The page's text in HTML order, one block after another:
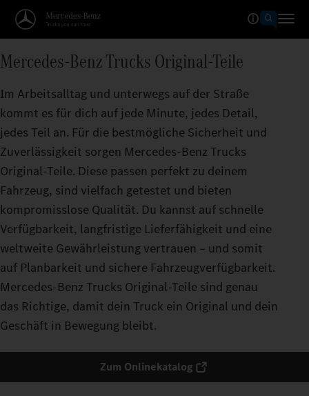
Mercedes‑Benz Trucks Original-Teile
Im Arbeitsalltag und unterwegs auf der Straße
kommt es für dich auf jede Minute, jedes Detail,
jedes Teil an. Für die bestmögliche Sicherheit und
Zuverlässigkeit sorgen Mercedes‑Benz Trucks
Original‑Teile. Diese passen perfekt zu deinem
Fahrzeug, sind vielfach getestet und bieten
kompromisslose Qualität. Du kannst auf schnelle
Verfügbarkeit, langfristige Lieferfähigkeit und eine
weltweite Gewährleistung vertrauen – und somit
auf Planbarkeit und sichere Fahrzeugverfügbarkeit.
Mercedes‑Benz Trucks Original-Teile sind genau
das Richtige, damit dein Truck ein Original und dein
Geschäft in Bewegung bleibt.
Zum Onlinekatalog